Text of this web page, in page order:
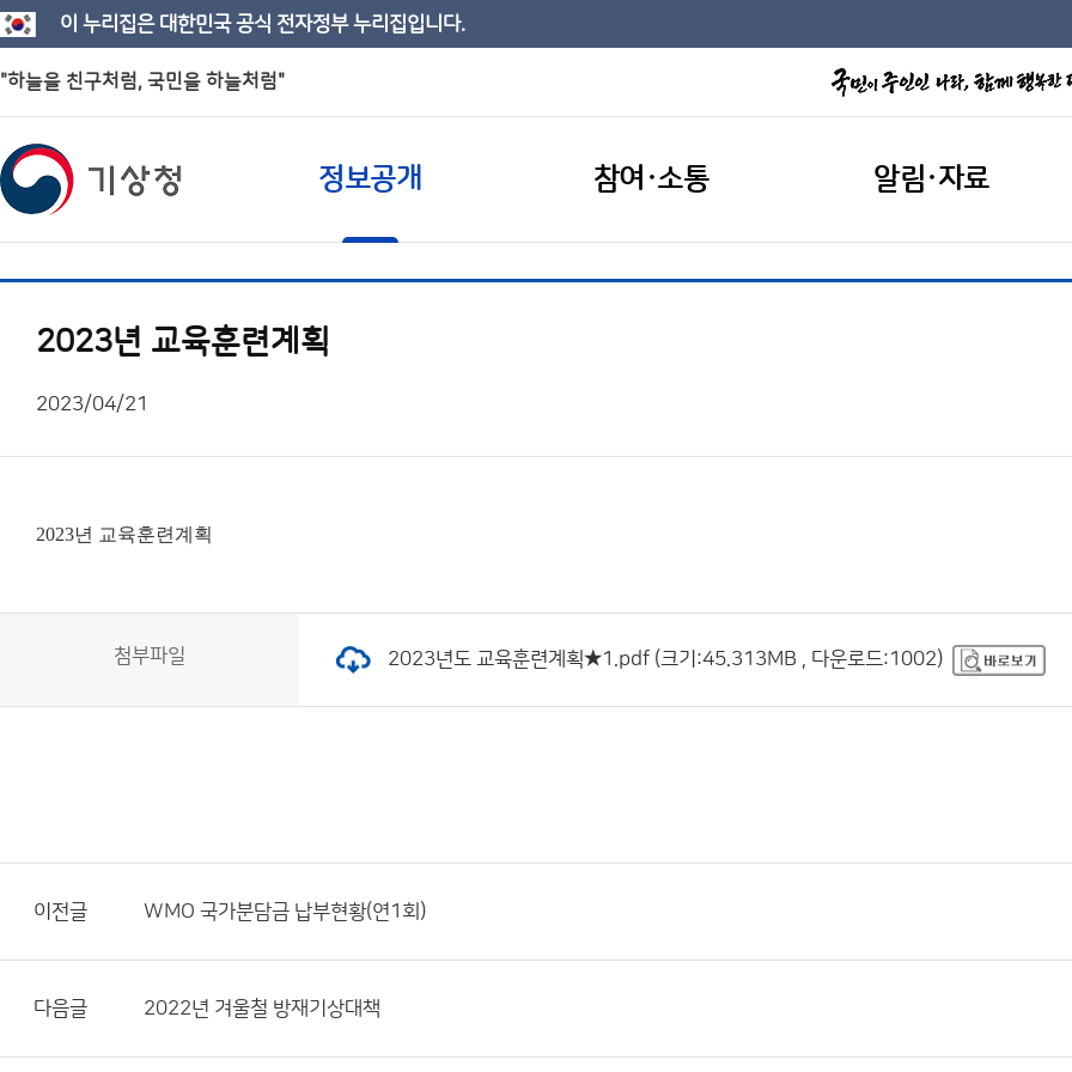
이 누리집은 대한민국 공식 전자정부 누리집입니다.
"하늘을 친구처럼, 국민을 하늘처럼"
정보공개 참여·소통 알림·자료
2023년 교육훈련계획
2023/04/21
2023년 교육훈련계획
첨부파일 2023년도 교육훈련계획★1.pdf (크기:45.313MB , 다운로드:1002)
이전글 WMO 국가분담금 납부현황(연1회)
다음글 2022년 겨울철 방재기상대책